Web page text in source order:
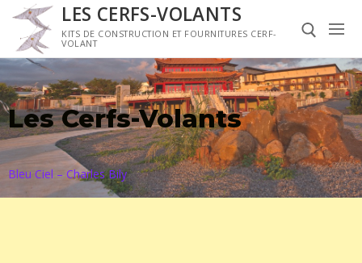
LES CERFS-VOLANTS
KITS DE CONSTRUCTION ET FOURNITURES CERF-
VOLANT
Les Cerfs-Volants
Bleu Ciel – Charles Bily